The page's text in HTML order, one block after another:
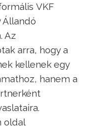
VKF
Állandó
Az
arra, hogy a
kellenek egy
hanem a
oldal